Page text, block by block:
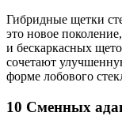
Гибридные щетки
это новое
и бескаркасных
сочетают
форме лобового
10 Сменных